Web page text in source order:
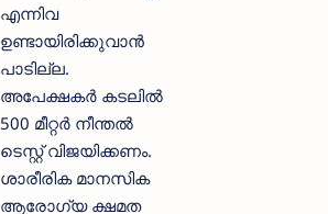
എന്നിവ
ഉണ്ടായിരിക്കുവാൻ
പാടില്ല.
അപേക്ഷകർ കടലിൽ
500 മീറ്റർ നീന്തൽ
ടെസ്റ്റ് വിജയിക്കണം.
ശാരീരിക മാനസിക
ആരോഗ്യ ക്ഷമത